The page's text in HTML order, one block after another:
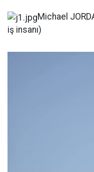
Michael
iş insanı)